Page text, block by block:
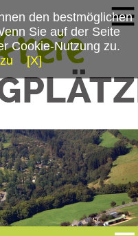
den bestmöglichen
Sie auf der Seite
Cookie-Nutzung zu.
[X]